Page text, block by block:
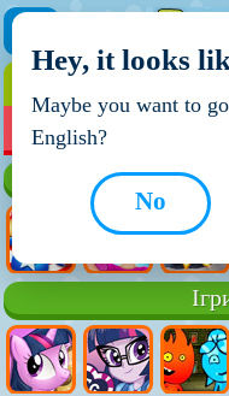
НОВІ ІГРИ
Hey, it looks
Maybe you want to
English?
No